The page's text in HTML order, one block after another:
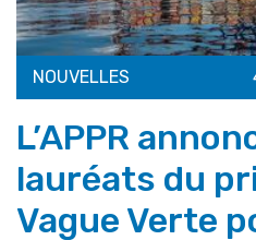
NOUVELLES
L’APPR
lauréats du
Vague Verte